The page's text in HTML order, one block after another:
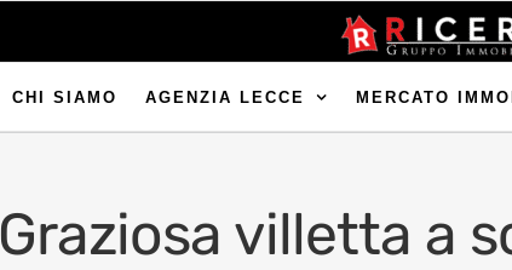
CHI SIAMO AGENZIA LECCE MERCATO
Graziosa villetta a